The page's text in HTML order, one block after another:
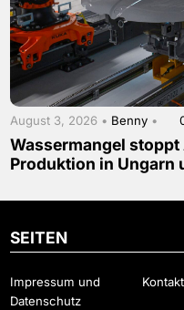
August 3, 2026 • Benny •
Wassermangel
Produktion in Ungarn
SEITEN
Impressum und
Datenschutz
Kontakt